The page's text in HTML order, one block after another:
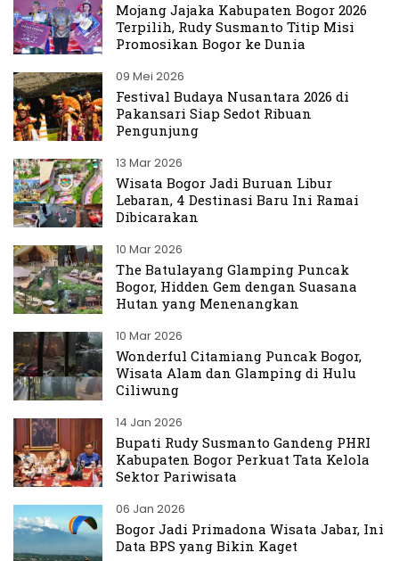
Mojang Jajaka Kabupaten Bogor 2026
Terpilih, Rudy Susmanto Titip Misi
Promosikan Bogor ke Dunia
09 Mei 2026
Festival Budaya Nusantara 2026 di
Pakansari Siap Sedot Ribuan
Pengunjung
13 Mar 2026
Wisata Bogor Jadi Buruan Libur
Lebaran, 4 Destinasi Baru Ini Ramai
Dibicarakan
10 Mar 2026
The Batulayang Glamping Puncak
Bogor, Hidden Gem dengan Suasana
Hutan yang Menenangkan
10 Mar 2026
Wonderful Citamiang Puncak Bogor,
Wisata Alam dan Glamping di Hulu
Ciliwung
14 Jan 2026
Bupati Rudy Susmanto Gandeng PHRI
Kabupaten Bogor Perkuat Tata Kelola
Sektor Pariwisata
06 Jan 2026
Bogor Jadi Primadona Wisata Jabar, Ini
Data BPS yang Bikin Kaget